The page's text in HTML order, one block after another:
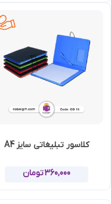
کلاسور تبلیغاتی سایز A4
360,000تومان